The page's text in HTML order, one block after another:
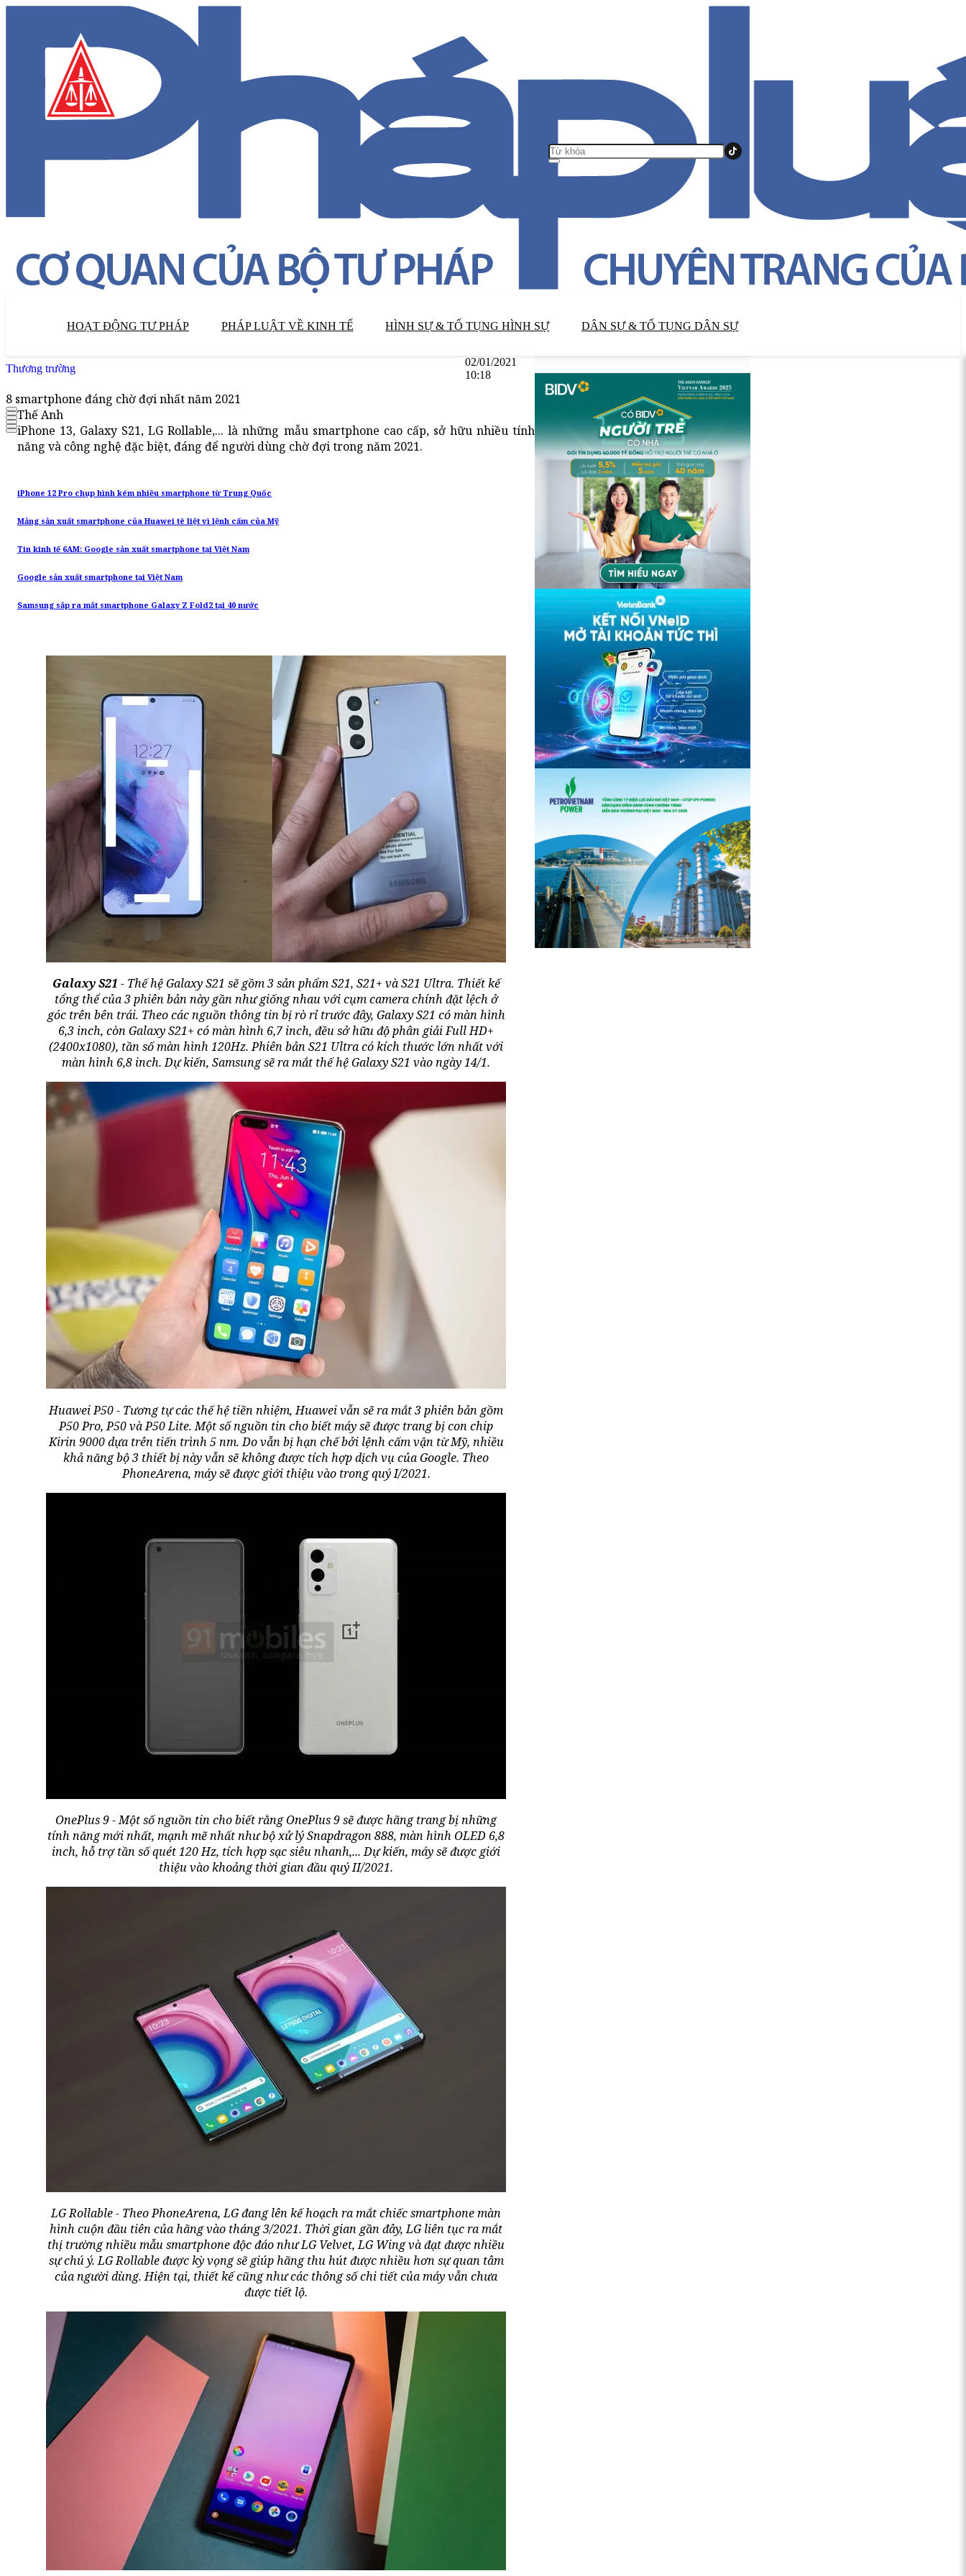
HOẠT ĐỘNG TƯ PHÁP PHÁP LUẬT VỀ KINH TẾ HÌNH SỰ & TỐ TỤNG HÌNH SỰ DÂN SỰ & TỐ TỤNG DÂN SỰ
Thương trường
02/01/2021
10:18
8 smartphone đáng chờ đợi nhất năm 2021
Thế Anh
iPhone 13, Galaxy S21, LG Rollable,... là những mẫu smartphone cao cấp, sở hữu nhiều tính
năng và công nghệ đặc biệt, đáng để người dùng chờ đợi trong năm 2021.
iPhone 12 Pro chụp hình kém nhiều smartphone từ Trung Quốc
Mảng sản xuất smartphone của Huawei tê liệt vì lệnh cấm của Mỹ
Tin kinh tế 6AM: Google sản xuất smartphone tại Việt Nam
Google sản xuất smartphone tại Việt Nam
Samsung sắp ra mắt smartphone Galaxy Z Fold2 tại 40 nước
Galaxy S21 - Thế hệ Galaxy S21 sẽ gồm 3 sản phẩm S21, S21+ và S21 Ultra. Thiết kế
tổng thể của 3 phiên bản này gần như giống nhau với cụm camera chính đặt lệch ở
góc trên bên trái. Theo các nguồn thông tin bị rò rỉ trước đây, Galaxy S21 có màn hình
6,3 inch, còn Galaxy S21+ có màn hình 6,7 inch, đều sở hữu độ phân giải Full HD+
(2400x1080), tần số màn hình 120Hz. Phiên bản S21 Ultra có kích thước lớn nhất với
màn hình 6,8 inch. Dự kiến, Samsung sẽ ra mắt thế hệ Galaxy S21 vào ngày 14/1.
Huawei P50 - Tương tự các thế hệ tiền nhiệm, Huawei vẫn sẽ ra mắt 3 phiên bản gồm
P50 Pro, P50 và P50 Lite. Một số nguồn tin cho biết máy sẽ được trang bị con chip
Kirin 9000 dựa trên tiến trình 5 nm. Do vẫn bị hạn chế bởi lệnh cấm vận từ Mỹ, nhiều
khả năng bộ 3 thiết bị này vẫn sẽ không được tích hợp dịch vụ của Google. Theo
PhoneArena, máy sẽ được giới thiệu vào trong quý I/2021.
OnePlus 9 - Một số nguồn tin cho biết rằng OnePlus 9 sẽ được hãng trang bị những
tính năng mới nhất, mạnh mẽ nhất như bộ xử lý Snapdragon 888, màn hình OLED 6,8
inch, hỗ trợ tần số quét 120 Hz, tích hợp sạc siêu nhanh,... Dự kiến, máy sẽ được giới
thiệu vào khoảng thời gian đầu quý II/2021.
LG Rollable - Theo PhoneArena, LG đang lên kế hoạch ra mắt chiếc smartphone màn
hình cuộn đầu tiên của hãng vào tháng 3/2021. Thời gian gần đây, LG liên tục ra mắt
thị trường nhiều mẫu smartphone độc đáo như LG Velvet, LG Wing và đạt được nhiều
sự chú ý. LG Rollable được kỳ vọng sẽ giúp hãng thu hút được nhiều hơn sự quan tâm
của người dùng. Hiện tại, thiết kế cũng như các thông số chi tiết của máy vẫn chưa
được tiết lộ.